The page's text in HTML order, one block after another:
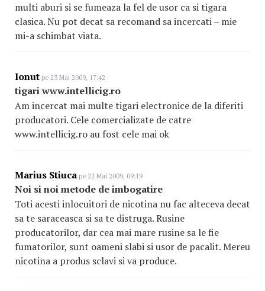
multi aburi si se fumeaza la fel de usor ca si tigara
clasica. Nu pot decat sa recomand sa incercati – mie
mi-a schimbat viata.
Ionut pe 23 Mai 2009, 17:42
tigari www.intellicig.ro
Am incercat mai multe tigari electronice de la diferiti
producatori. Cele comercializate de catre
www.intellicig.ro au fost cele mai ok
Marius Stiuca pe 22 Mai 2009, 09:19
Noi si noi metode de imbogatire
Toti acesti inlocuitori de nicotina nu fac alteceva decat
sa te saraceasca si sa te distruga. Rusine
producatorilor, dar cea mai mare rusine sa le fie
fumatorilor, sunt oameni slabi si usor de pacalit. Mereu
nicotina a produs sclavi si va produce.